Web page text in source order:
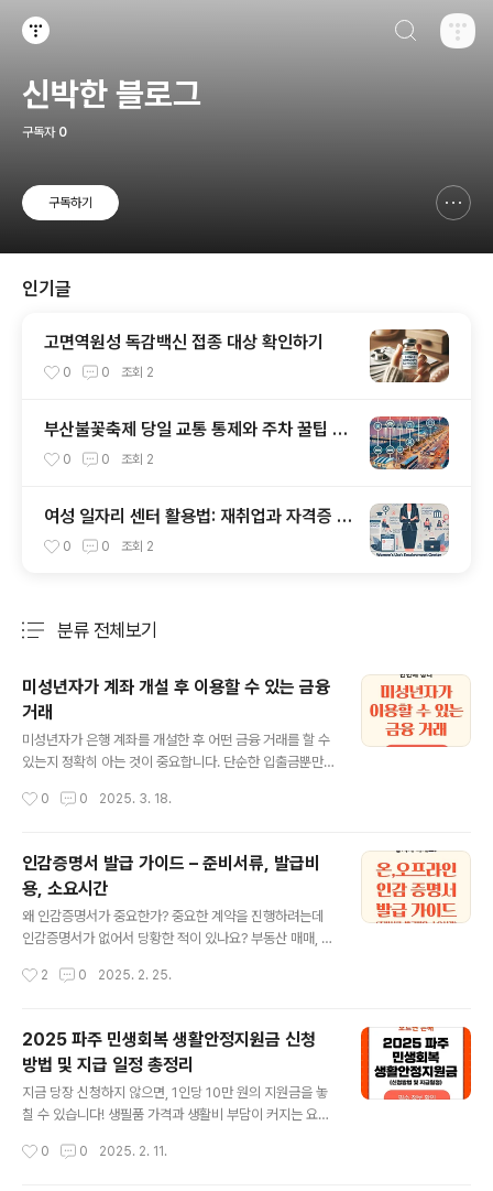
신박한 블로그
구독자 0
구독하기
인기글
고면역원성 독감백신 접종 대상 확인하기
0 0 조회 2
부산불꽃축제 당일 교통 통제와 주차 꿀팁 총
정리
0 0 조회 2
여성 일자리 센터 활용법: 재취업과 자격증 정
보 가이드
0 0 조회 2
분류 전체보기
미성년자가 계좌 개설 후 이용할 수 있는 금융
거래
미성년자가 은행 계좌를 개설한 후 어떤 금융 거래를 할 수
있는지 정확히 아는 것이 중요합니다. 단순한 입출금뿐만
거래가 가능하지만, 일부는 부모 동의가 필요할 수도 있습
편을 겪을 수 있으므로, 아래 내용을 통해 미성년자가 이용
할 수 있는 금융 서비스와 조건을 자세히 알아보세요! 통
장 개설 후 미성년자가 이용할 수 있는 금융거래입출금 거
래입금: 본인 계좌에 직접 입금할 수 있으며, 부모님이 개설
한 경우 부모님도 입금할 수 있습니다.출금: 미성년자도 계
있습니다. 일부 은행에서는 부모 동의를 요구하기도 합니
0 0 2025. 3. 18.
인감증명서 발급 가이드 – 준비서류, 발급비
용, 소요시간
왜 인감증명서가 중요한가? 중요한 계약을 진행하려는데
인감증명서가 없어서 당황한 적이 있나요? 부동산 매매, 자
서입니다. 그러나 준비하지 않으면 거래가 지연되거나 심
순한 종이 한 장이 아닙니다. 잘못된 준비로 인해 시간과 비
용을 낭비하지 않도록 이 글에서는 필수적인 정보만을 담
았습니다. 발급 전에 반드시 알아야 할 서류, 비용, 발급 장
소 및 운영 시간을 미리 확인하세요. 이 가이드를 숙지하면
불필요한 시행착오 없이 신속하게 인감증명서를 준비할 수
은 아래 링크에서 확인하세요! 발급 방법 상세 보기 > 인
2 0 2025. 2. 25.
2025 파주 민생회복 생활안정지원금 신청
방법 및 지급 일정 총정리
지금 당장 신청하지 않으면, 1인당 10만 원의 지원금을 놓
칠 수 있습니다! 생필품 가격과 생활비 부담이 커지는 요즘,
5년 민생회복 생활안정지원금을 지급하고 있습니다. 이 지
0 0 2025. 2. 11.